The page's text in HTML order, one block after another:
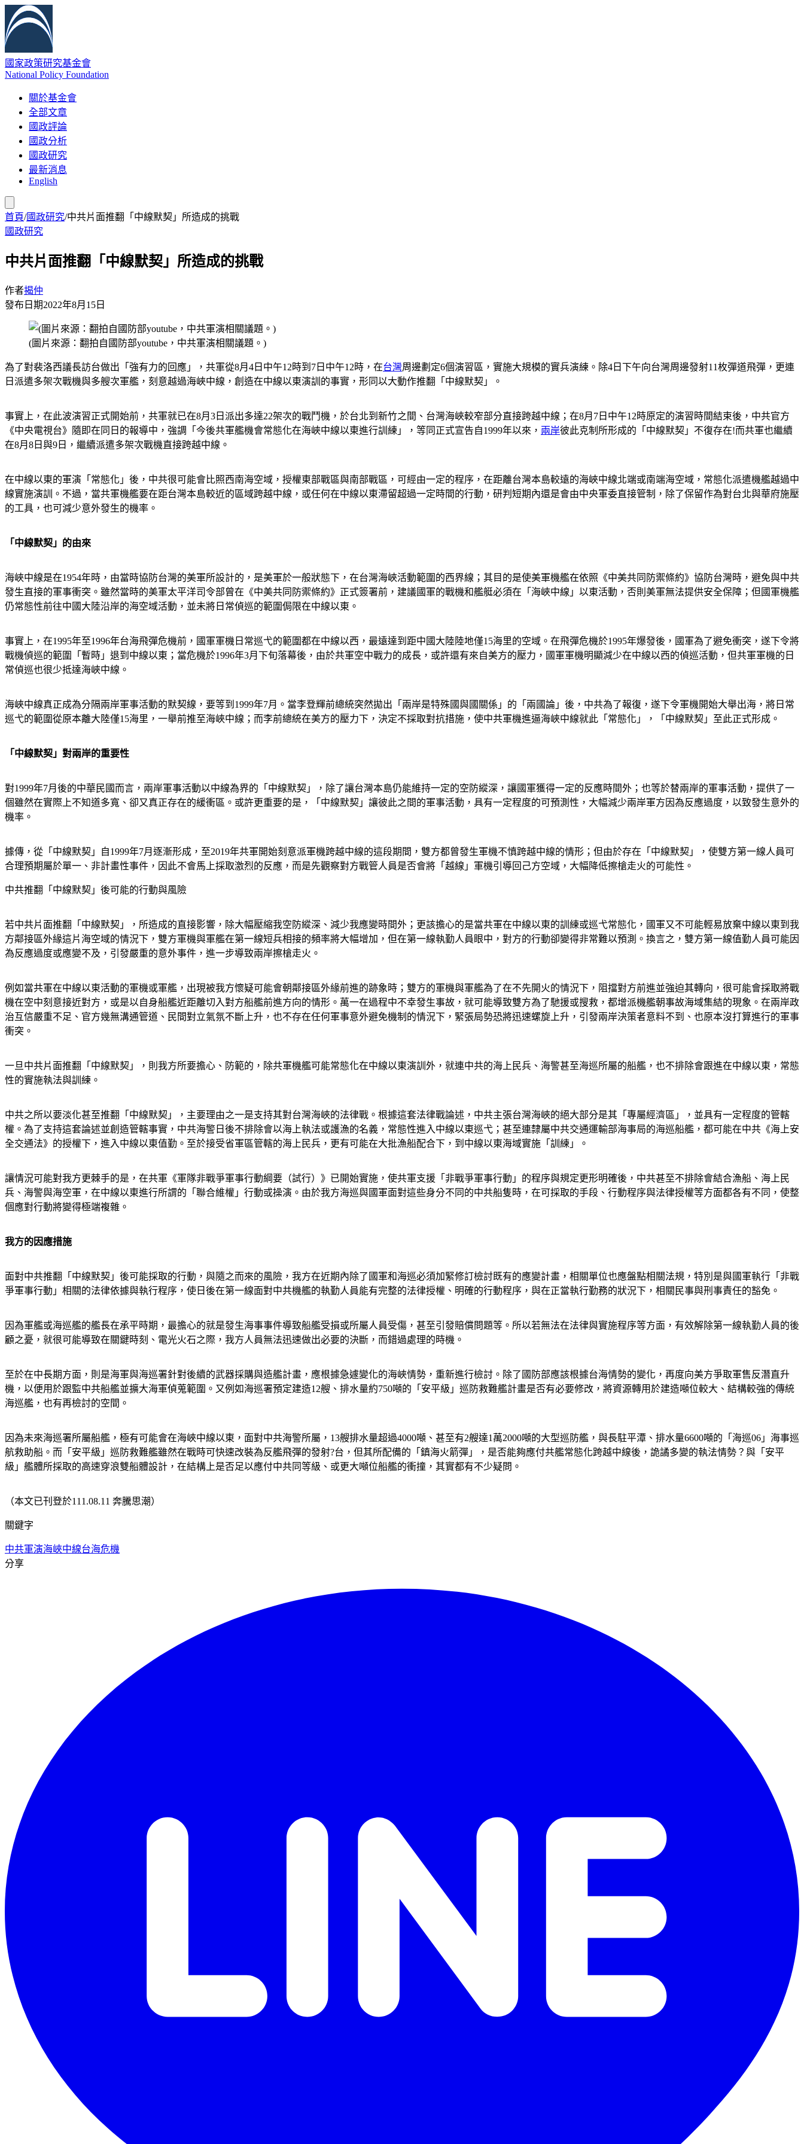
國家政策研究基金會
National Policy Foundation
關於基金會
全部文章
國政評論
國政分析
國政研究
最新消息
English
首頁/國政研究/中共片面推翻「中線默契」所造成的挑戰
國政研究
中共片面推翻「中線默契」所造成的挑戰
作者揭仲
發布日期2022年8月15日
(圖片來源：翻拍自國防部youtube，中共軍演相關議題。)
為了對裴洛西議長訪台做出「強有力的回應」，共軍從8月4日中午12時到7日中午12時，在台灣周邊劃定6個演習區，實施大規模的實兵演練。除4日下午向台灣周邊發射11枚彈道飛彈，更連
日派遣多架次戰機與多艘次軍艦，刻意越過海峽中線，創造在中線以東演訓的事實，形同以大動作推翻「中線默契」。
事實上，在此波演習正式開始前，共軍就已在8月3日派出多達22架次的戰鬥機，於台北到新竹之間、台灣海峽較窄部分直接跨越中線；在8月7日中午12時原定的演習時間結束後，中共官方
《中央電視台》隨即在同日的報導中，強調「今後共軍艦機會常態化在海峽中線以東進行訓練」，等同正式宣告自1999年以來， 兩岸彼此克制所形成的「中線默契」不復存在!而共軍也繼續
在8月8日與9日，繼續派遣多架次戰機直接跨越中線。
在中線以東的軍演「常態化」後，中共很可能會比照西南海空域，授權東部戰區與南部戰區，可經由一定的程序，在距離台灣本島較遠的海峽中線北端或南端海空域，常態化派遣機艦越過中
線實施演訓。不過，當共軍機艦要在距台灣本島較近的區域跨越中線，或任何在中線以東滯留超過一定時間的行動，研判短期內還是會由中央軍委直接管制，除了保留作為對台北與華府施壓
的工具，也可減少意外發生的機率。
「中線默契」的由來
海峽中線是在1954年時，由當時協防台灣的美軍所設計的，是美軍於一般狀態下，在台灣海峽活動範圍的西界線；其目的是使美軍機艦在依照《中美共同防禦條約》協防台灣時，避免與中共
發生直接的軍事衝突。雖然當時的美軍太平洋司令部曾在《中美共同防禦條約》正式簽署前，建議國軍的戰機和艦艇必須在「海峽中線」以東活動，否則美軍無法提供安全保障；但國軍機艦
仍常態性前往中國大陸沿岸的海空域活動，並未將日常偵巡的範圍侷限在中線以東。
事實上，在1995年至1996年台海飛彈危機前，國軍軍機日常巡弋的範圍都在中線以西，最遠達到距中國大陸陸地僅15海里的空域。在飛彈危機於1995年爆發後，國軍為了避免衝突，遂下令將
戰機偵巡的範圍「暫時」退到中線以東；當危機於1996年3月下旬落幕後，由於共軍空中戰力的成長，或許還有來自美方的壓力，國軍軍機明顯減少在中線以西的偵巡活動，但共軍軍機的日
常偵巡也很少抵達海峽中線。
海峽中線真正成為分隔兩岸軍事活動的默契線，要等到1999年7月。當李登輝前總統突然拋出「兩岸是特殊國與國關係」的「兩國論」後，中共為了報復，遂下令軍機開始大舉出海，將日常
巡弋的範圍從原本離大陸僅15海里，一舉前推至海峽中線；而李前總統在美方的壓力下，決定不採取對抗措施，使中共軍機進逼海峽中線就此「常態化」，「中線默契」至此正式形成。
「中線默契」對兩岸的重要性
對1999年7月後的中華民國而言，兩岸軍事活動以中線為界的「中線默契」，除了讓台灣本島仍能維持一定的空防縱深，讓國軍獲得一定的反應時間外；也等於替兩岸的軍事活動，提供了一
個雖然在實際上不知道多寬、卻又真正存在的緩衝區。或許更重要的是，「中線默契」讓彼此之間的軍事活動，具有一定程度的可預測性，大幅減少兩岸軍方因為反應過度，以致發生意外的
機率。
據傳，從「中線默契」自1999年7月逐漸形成，至2019年共軍開始刻意派軍機跨越中線的這段期間，雙方都曾發生軍機不慎跨越中線的情形；但由於存在「中線默契」，使雙方第一線人員可
合理預期屬於單一、非計畫性事件，因此不會馬上採取激烈的反應，而是先觀察對方戰管人員是否會將「越線」軍機引導回己方空域，大幅降低擦槍走火的可能性。
中共推翻「中線默契」後可能的行動與風險
若中共片面推翻「中線默契」，所造成的直接影響，除大幅壓縮我空防縱深、減少我應變時間外；更該擔心的是當共軍在中線以東的訓練或巡弋常態化，國軍又不可能輕易放棄中線以東到我
方鄰接區外緣這片海空域的情況下，雙方軍機與軍艦在第一線短兵相接的頻率將大幅增加，但在第一線執勤人員眼中，對方的行動卻變得非常難以預測。換言之，雙方第一線值勤人員可能因
為反應過度或應變不及，引發嚴重的意外事件，進一步導致兩岸擦槍走火。
例如當共軍在中線以東活動的軍機或軍艦，出現被我方懷疑可能會朝鄰接區外緣前進的跡象時；雙方的軍機與軍艦為了在不先開火的情況下，阻擋對方前進並強迫其轉向，很可能會採取將戰
機在空中刻意接近對方，或是以自身船艦近距離切入對方船艦前進方向的情形。萬一在過程中不幸發生事故，就可能導致雙方為了馳援或搜救，都增派機艦朝事故海域集結的現象。在兩岸政
治互信嚴重不足、官方幾無溝通管道、民間對立氣氛不斷上升，也不存在任何軍事意外避免機制的情況下，緊張局勢恐將迅速螺旋上升，引發兩岸決策者意料不到、也原本沒打算進行的軍事
衝突。
一旦中共片面推翻「中線默契」，則我方所要擔心、防範的，除共軍機艦可能常態化在中線以東演訓外，就連中共的海上民兵、海警甚至海巡所屬的船艦，也不排除會跟進在中線以東，常態
性的實施執法與訓練。
中共之所以要淡化甚至推翻「中線默契」，主要理由之一是支持其對台灣海峽的法律戰。根據這套法律戰論述，中共主張台灣海峽的絕大部分是其「專屬經濟區」，並具有一定程度的管轄
權。為了支持這套論述並創造管轄事實，中共海警日後不排除會以海上執法或護漁的名義，常態性進入中線以東巡弋；甚至連隸屬中共交通運輸部海事局的海巡船艦，都可能在中共《海上安
全交通法》的授權下，進入中線以東值勤。至於接受省軍區管轄的海上民兵，更有可能在大批漁船配合下，到中線以東海域實施「訓練」。
讓情況可能對我方更棘手的是，在共軍《軍隊非戰爭軍事行動綱要（試行）》已開始實施，使共軍支援「非戰爭軍事行動」的程序與規定更形明確後，中共甚至不排除會結合漁船、海上民
兵、海警與海空軍，在中線以東進行所謂的「聯合維權」行動或操演。由於我方海巡與國軍面對這些身分不同的中共船隻時，在可採取的手段、行動程序與法律授權等方面都各有不同，使整
個應對行動將變得極端複雜。
我方的因應措施
面對中共推翻「中線默契」後可能採取的行動，與隨之而來的風險，我方在近期內除了國軍和海巡必須加緊修訂檢討既有的應變計畫，相關單位也應盤點相關法規，特別是與國軍執行「非戰
爭軍事行動」相關的法律依據與執行程序，使日後在第一線面對中共機艦的執勤人員能有完整的法律授權、明確的行動程序，與在正當執行勤務的狀況下，相關民事與刑事責任的豁免。
因為軍艦或海巡艦的艦長在承平時期，最擔心的就是發生海事事件導致船艦受損或所屬人員受傷，甚至引發賠償問題等。所以若無法在法律與實施程序等方面，有效解除第一線執勤人員的後
顧之憂，就很可能導致在關鍵時刻、電光火石之際，我方人員無法迅速做出必要的決斷，而錯過處理的時機。
至於在中長期方面，則是海軍與海巡署針對後續的武器採購與造艦計畫，應根據急遽變化的海峽情勢，重新進行檢討。除了國防部應該根據台海情勢的變化，再度向美方爭取軍售反潛直升
機，以便用於跟監中共船艦並擴大海軍偵蒐範圍。又例如海巡署預定建造12艘、排水量約750噸的「安平級」巡防救難艦計畫是否有必要修改，將資源轉用於建造噸位較大、結構較強的傳統
海巡艦，也有再檢討的空間。
因為未來海巡署所屬船艦，極有可能會在海峽中線以東，面對中共海警所屬，13艘排水量超過4000噸、甚至有2艘達1萬2000噸的大型巡防艦，與長駐平潭、排水量6600噸的「海巡06」海事巡
航救助船。而「安平級」巡防救難艦雖然在戰時可快速改裝為反艦飛彈的發射?台，但其所配備的「鎮海火箭彈」，是否能夠應付共艦常態化跨越中線後，詭譎多變的執法情勢？與「安平
級」艦體所採取的高速穿浪雙船體設計，在結構上是否足以應付中共同等級、或更大噸位船艦的衝撞，其實都有不少疑問。
（本文已刊登於111.08.11 奔騰思潮）
關鍵字
中共軍演海峽中線台海危機
分享